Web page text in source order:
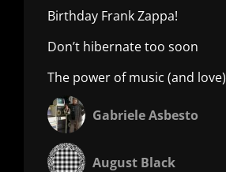
Birthday Frank Zappa!
Don’t hibernate too soon
The power of music (and love)
Gabriele Asbesto
August Black